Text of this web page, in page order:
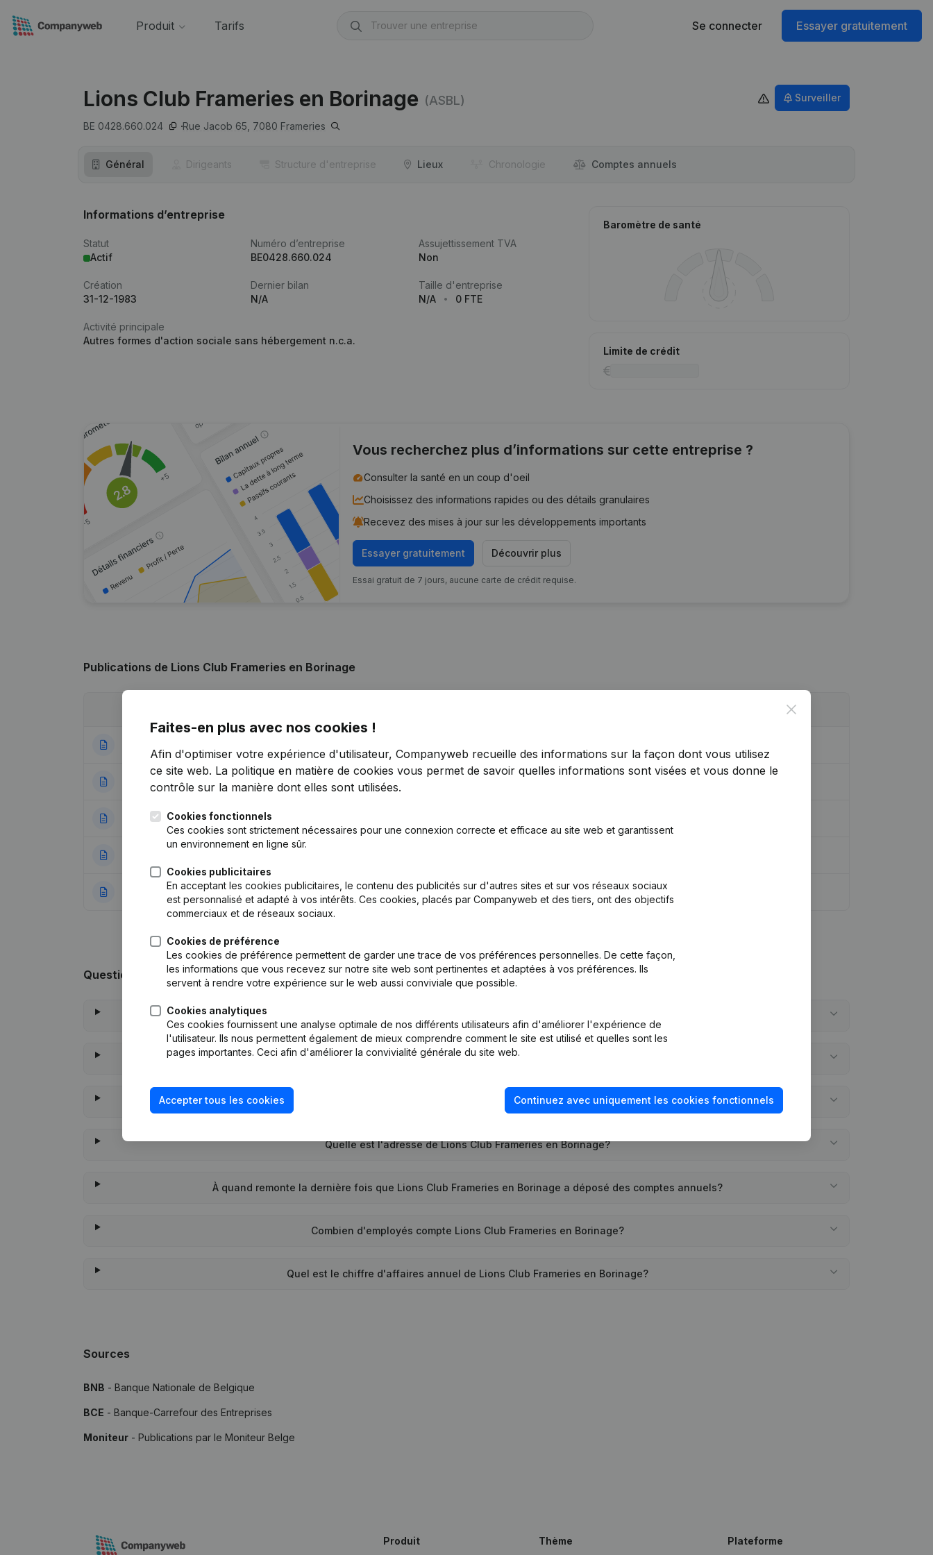
Produit Tarifs Se connecter Essayer gratuitement
Lions Club Frameries en Borinage (ASBL)
BE 0428.660.024 Rue Jacob 65, 7080 Frameries
Surveiller
Général Dirigeants Structure d'entreprise Lieux Chronologie Comptes annuels
Informations d’entreprise
Statut
Actif
Numéro d’entreprise
BE0428.660.024
Assujettissement TVA
Non
Création
31-12-1983
Dernier bilan
N/A
Taille d'entreprise
N/A
0 FTE
Activité principale
Autres formes d'action sociale sans hébergement n.c.a.
Baromètre de santé
Limite de crédit
Vous recherchez plus d’informations sur cette entreprise ?
Consulter la santé en un coup d'oeil
Choisissez des informations rapides ou des détails granulaires
Recevez des mises à jour sur les développements importants
Essayer gratuitement Découvrir plus
Essai gratuit de 7 jours, aucune carte de crédit requise.
Publications de Lions Club Frameries en Borinage
26-02-2024 Déplacement Siège Social
19-12-2023 Statuts (Traduction, Coordination, Autres Modifications,...)
21-12-2012 Demissions, Nominations
Questions fréquemment posées
Quel est l'identifiant PEPPOL de Lions Club Frameries en Borinage?
Quand la société Lions Club Frameries en Borinage a-t-elle été créée?
Quelle est l'adresse de Lions Club Frameries en Borinage?
À quand remonte la dernière fois que Lions Club Frameries en Borinage a déposé des comptes annuels?
Combien d'employés compte Lions Club Frameries en Borinage?
Quel est le chiffre d'affaires annuel de Lions Club Frameries en Borinage?
Sources
BNB - Banque Nationale de Belgique
BCE - Banque-Carrefour des Entreprises
Moniteur - Publications par le Moniteur Belge
Close
Faites-en plus avec nos cookies !
Afin d'optimiser votre expérience d'utilisateur, Companyweb recueille des informations sur la façon dont vous utilisez
ce site web. La politique en matière de cookies vous permet de savoir quelles informations sont visées et vous donne le
contrôle sur la manière dont elles sont utilisées.
Cookies fonctionnels
Ces cookies sont strictement nécessaires pour une connexion correcte et efficace au site web et garantissent
un environnement en ligne sûr.
Cookies publicitaires
En acceptant les cookies publicitaires, le contenu des publicités sur d'autres sites et sur vos réseaux sociaux
est personnalisé et adapté à vos intérêts. Ces cookies, placés par Companyweb et des tiers, ont des objectifs
commerciaux et de réseaux sociaux.
Cookies de préférence
Les cookies de préférence permettent de garder une trace de vos préférences personnelles. De cette façon,
les informations que vous recevez sur notre site web sont pertinentes et adaptées à vos préférences. Ils
servent à rendre votre expérience sur le web aussi conviviale que possible.
Cookies analytiques
Ces cookies fournissent une analyse optimale de nos différents utilisateurs afin d'améliorer l'expérience de
l'utilisateur. Ils nous permettent également de mieux comprendre comment le site est utilisé et quelles sont les
pages importantes. Ceci afin d'améliorer la convivialité générale du site web.
Accepter tous les cookies Continuez avec uniquement les cookies fonctionnels
Produit Thème Plateforme